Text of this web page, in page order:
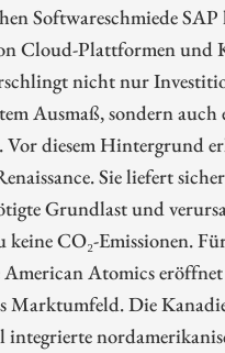
Softwareschmiede SAP
Cloud-Plattformen und
nicht nur
Ausmaß, sondern auch
Vor diesem Hintergrund
Sie liefert
Grundlast und
keine CO₂-Emissionen.
Atomics
Marktumfeld. Die
integrierte